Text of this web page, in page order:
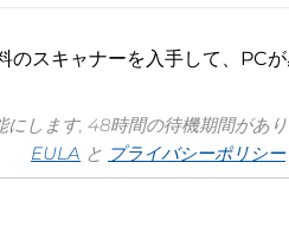
のスキャナーを入手して、PC
します, 48時間の待機期間があ
EULA と プライバシーポリシー